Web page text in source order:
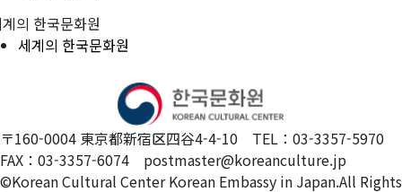
의 한국문화원
세계의 한국문화원
〒160-0004 東京都新宿区四谷4-4-10 TEL：03-3357-5970
FAX：03-3357-6074 postmaster@koreanculture.jp
©Korean Cultural Center Korean Embassy in Japan.All Rights